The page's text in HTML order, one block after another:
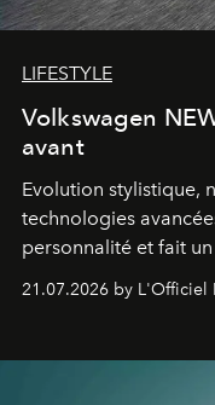
LIFESTYLE
Volkswagen
avant
Evolution stylistique,
technologies
personnalité et fait
constructeur
fétiche pour le
21.07.2026 by L'Officiel